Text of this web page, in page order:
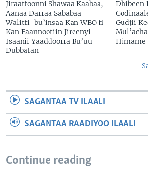
Jiraattoonni Shawaa Kaabaa,
Aanaa Darraa Sababaa
Walitti-bu’insaa Kan WBO fi
Kan Faannootiin Jireenyi
Isaanii Yaaddoorra Bu’uu
Dubbatan
Dhibeen
Gudjii
Himame
SAGANTAA TV ILAALI
SAGANTAA RAADIYOO ILAALI
Continue reading